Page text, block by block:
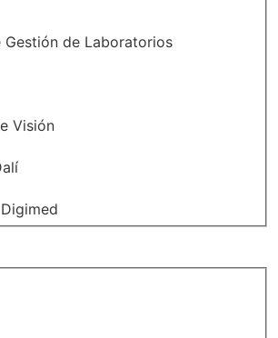
Gestión de Laboratorios
Visión